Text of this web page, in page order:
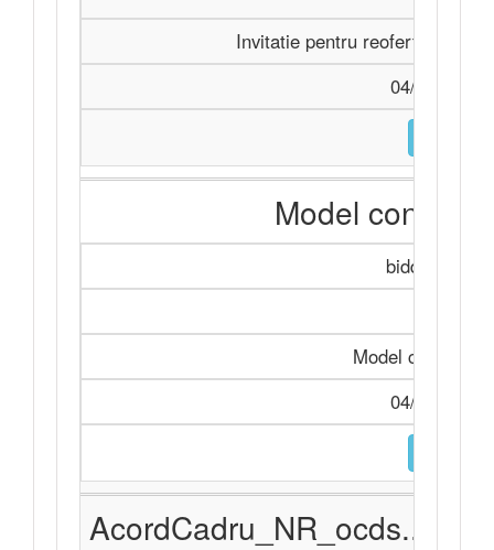
Invitatie pentru reofertare W.
04/11/2025
Model contract
Model contract
04/11/2025